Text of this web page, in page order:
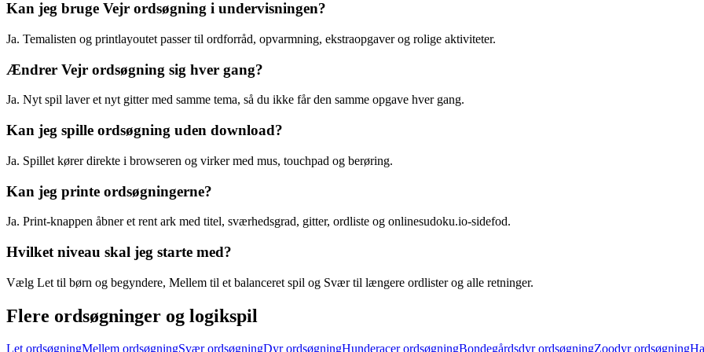
Kan jeg bruge Vejr ordsøgning i undervisningen?
Ja. Temalisten og printlayoutet passer til ordforråd, opvarmning, ekstraopgaver og rolige aktiviteter.
Ændrer Vejr ordsøgning sig hver gang?
Ja. Nyt spil laver et nyt gitter med samme tema, så du ikke får den samme opgave hver gang.
Kan jeg spille ordsøgning uden download?
Ja. Spillet kører direkte i browseren og virker med mus, touchpad og berøring.
Kan jeg printe ordsøgningerne?
Ja. Print-knappen åbner et rent ark med titel, sværhedsgrad, gitter, ordliste og onlinesudoku.io-sidefod.
Hvilket niveau skal jeg starte med?
Vælg Let til børn og begyndere, Mellem til et balanceret spil og Svær til længere ordlister og alle retninger.
Flere ordsøgninger og logikspil
Let ordsøgningMellem ordsøgningSvær ordsøgningDyr ordsøgningHunderacer ordsøgningBondegårdsdyr ordsøgningZoodyr ordsøgning